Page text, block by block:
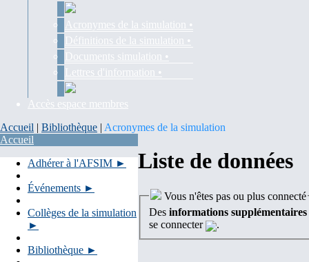
Acronymes de la simulation •
Définitions de la simulation •
Documents simulation •
Lettres d'information •
Accès espace membres
Accueil | Bibliothèque | Acronymes de la simulation
Accueil
Adhérer à l'AFSIM ►
Événements ►
Collèges de la simulation
►
Bibliothèque ►
Liste de données
Vous n'êtes pas ou plus connecté
Des informations supplémentaires
se connecter
.